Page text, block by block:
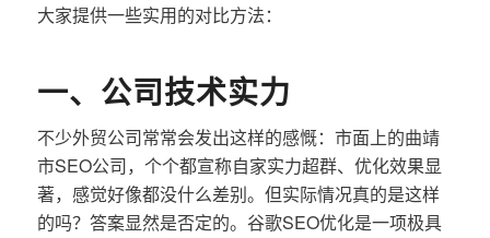
大家提供一些实用的对比方法：
一、公司技术实力
不少外贸公司常常会发出这样的感慨：市面上的曲靖
市SEO公司，个个都宣称自家实力超群、优化效果显
著，感觉好像都没什么差别。但实际情况真的是这样
的吗？答案显然是否定的。谷歌SEO优化是一项极具